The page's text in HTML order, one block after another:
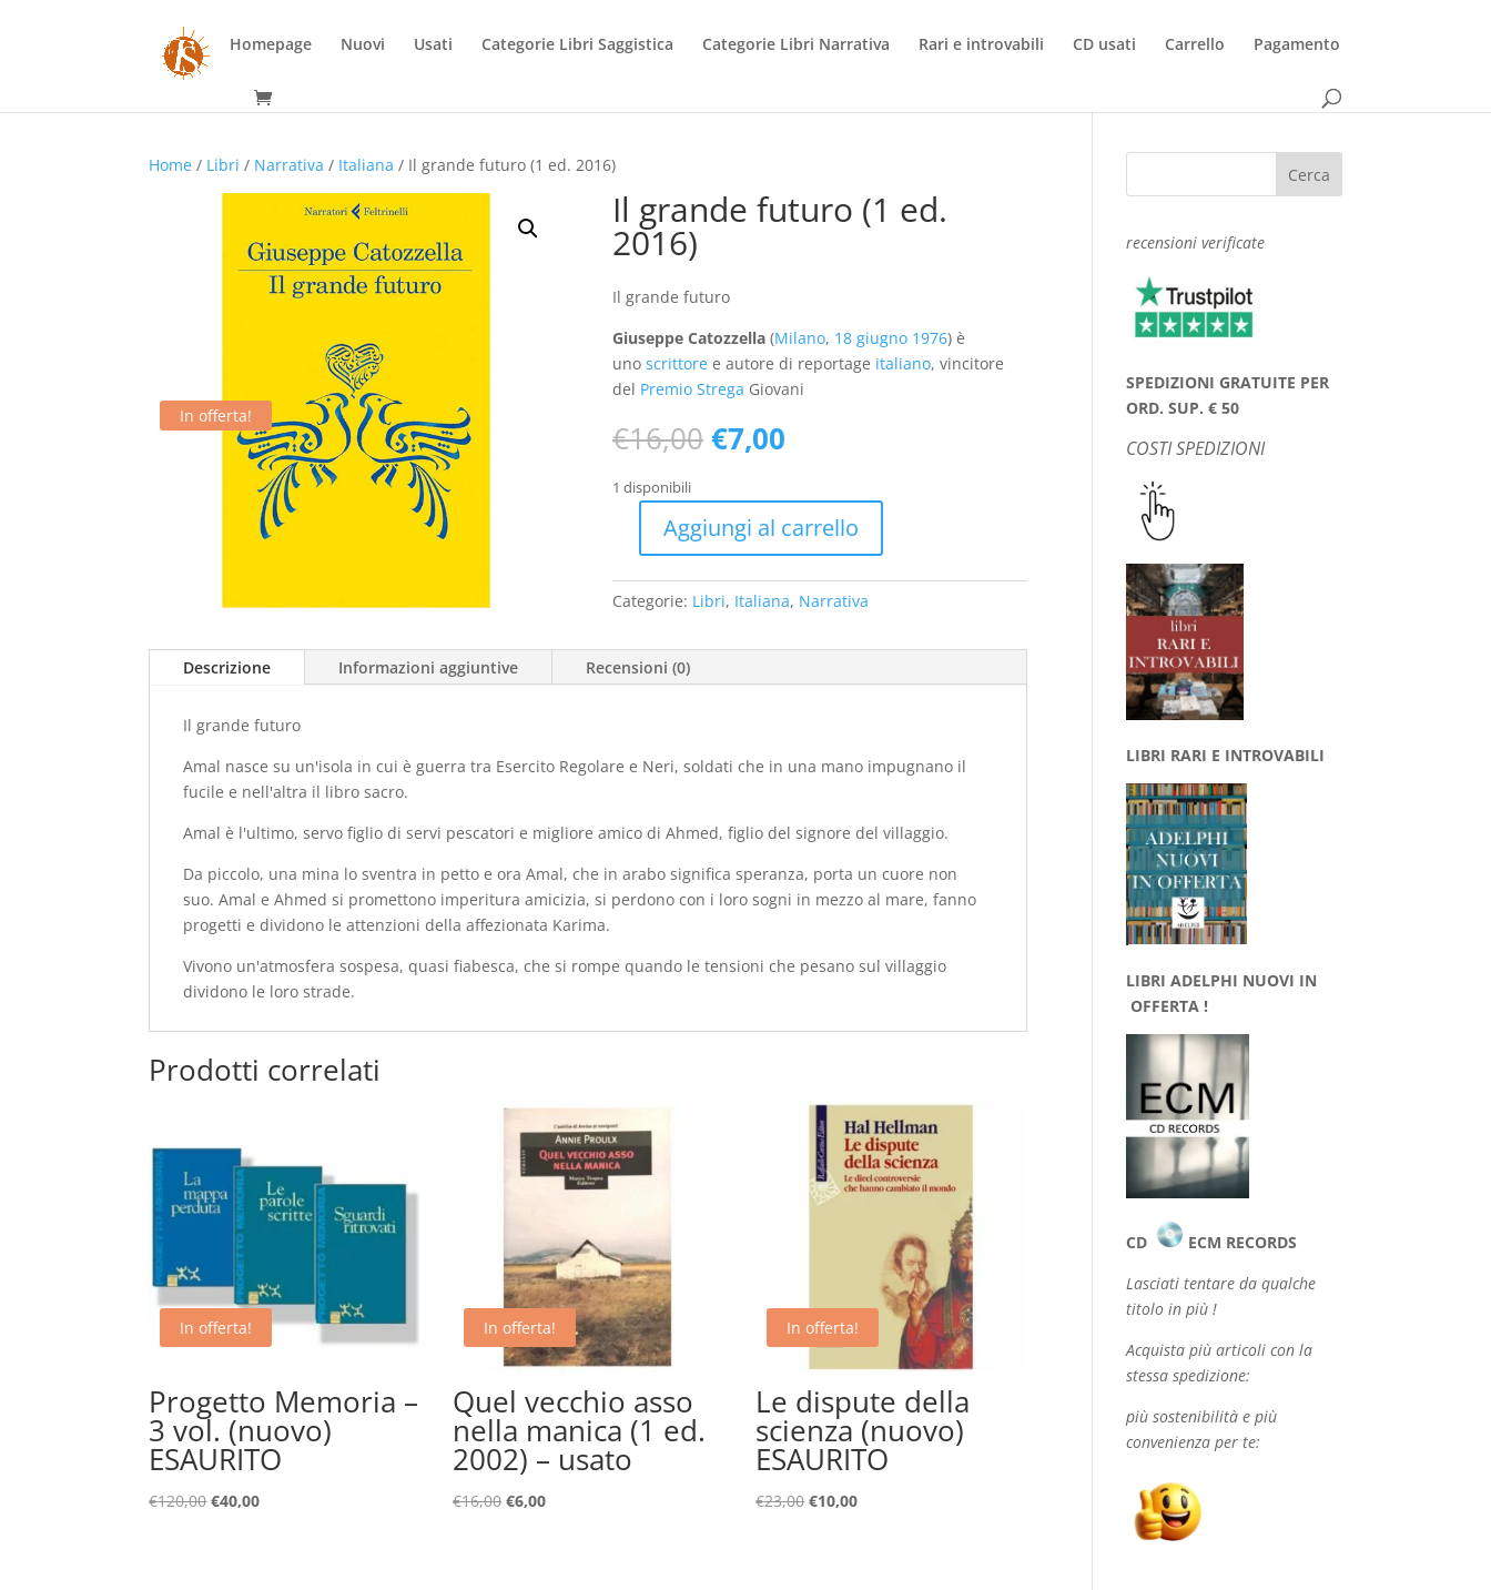
Homepage Nuovi Usati Categorie Libri Saggistica Categorie Libri Narrativa Rari e introvabili CD usati Carrello Pagamento
Home / Libri / Narrativa / Italiana / Il grande futuro (1 ed. 2016)
In offerta!
Il grande futuro (1 ed.
2016)
Il grande futuro
Giuseppe Catozzella(Milano, 18 giugno 1976) è
uno scrittoree autore di reportage italiano, vincitore
del Premio Strega Giovani
€16,00Il
prezzo
era:
€16,00.
€7,00Il
è:
€7,00.
1 disponibili
futuro
2016)
Aggiungi al carrello
Categorie: Libri, Italiana, Narrativa
Descrizione Informazioni aggiuntive Recensioni (0)
Il grande futuro
Amal nasce su un'isola in cui è guerra tra Esercito Regolare e Neri, soldati che in una mano impugnano il
fucile e nell'altra il libro sacro.
Amal è l'ultimo, servo figlio di servi pescatori e migliore amico di Ahmed, figlio del signore del villaggio.
Da piccolo, una mina lo sventra in petto e ora Amal, che in arabo significa speranza, porta un cuore non
suo. Amal e Ahmed si promettono imperitura amicizia, si perdono con i loro sogni in mezzo al mare, fanno
progetti e dividono le attenzioni della affezionata Karima.
Vivono un'atmosfera sospesa, quasi fiabesca, che si rompe quando le tensioni che pesano sul villaggio
dividono le loro strade.
Prodotti correlati
In offerta!
Progetto Memoria –
3 vol. (nuovo)
ESAURITO
€120,00Il
€40,00Il
In offerta!
Quel vecchio asso
nella manica (1 ed.
2002) – usato
€16,00 Il
€6,00Il
In offerta!
Le dispute della
scienza (nuovo)
ESAURITO
€23,00Il
€10,00Il
recensioni verificate
SPEDIZIONI GRATUITE PER
ORD. SUP. € 50
COSTI SPEDIZIONI
LIBRI RARI E INTROVABILI
LIBRI ADELPHI NUOVI IN
OFFERTA !
CD
ECM RECORDS
Lasciati tentare da qualche
titolo in più !
Acquista più articoli con la
stessa spedizione:
più sostenibilità e più
convenienza per te: